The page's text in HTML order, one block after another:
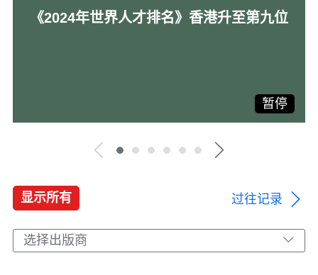
暂停
《2024年世界人才排名》香港升至第九位
显示所有
选择出版商
过往记录